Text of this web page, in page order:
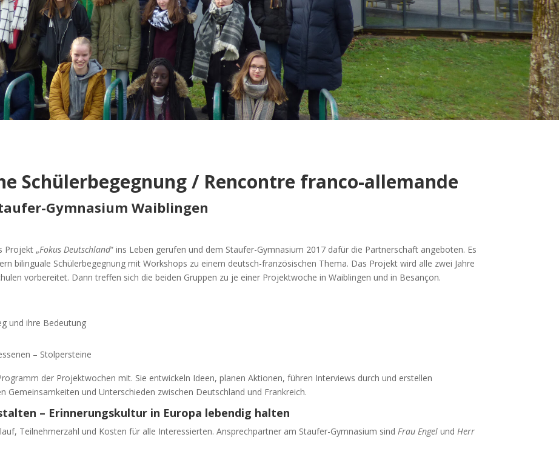
Schülerbegegnung / Rencontre franco-allemande
Gymnasium Waiblingen
Projekt „Fokus Deutschland“ ins Leben gerufen und dem Staufer-Gymnasium 2017 dafür die Partnerschaft angeboten. Es
bilinguale Schülerbegegnung mit Workshops zu einem deutsch-französischen Thema. Das Projekt wird alle zwei Jahre
vorbereitet. Dann treffen sich die beiden Gruppen zu je einer Projektwoche in Waiblingen und in Besançon.
und ihre Bedeutung
– Stolpersteine
der Projektwochen mit. Sie entwickeln Ideen, planen Aktionen, führen Interviews durch und erstellen
Gemeinsamkeiten und Unterschieden zwischen Deutschland und Frankreich.
– Erinnerungskultur in Europa lebendig halten
Teilnehmerzahl und Kosten für alle Interessierten. Ansprechpartner am Staufer-Gymnasium sind Frau Engel und Herr